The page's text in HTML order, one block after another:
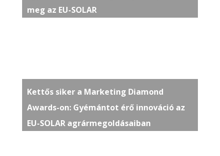
meg az EU-SOLAR
Kettős siker a Marketing Diamond
Awards-on: Gyémántot érő innováció az
EU-SOLAR agrármegoldásaiban